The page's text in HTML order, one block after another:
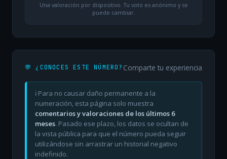
Una valoración por dispositivo. Tu voto es anónimo y se
puede cambiar.
💬 ¿CONOCES ESTE NÚMERO? Comparte tu experiencia
ℹ️ Para no causar daño permanente a la
numeración, esta página solo muestra
comentarios y valoraciones de los últimos 6
meses. Pasado ese plazo, los datos se ocultan de
la vista pública para que el número pueda seguir
utilizándose sin arrastrar un historial negativo
indefinido.